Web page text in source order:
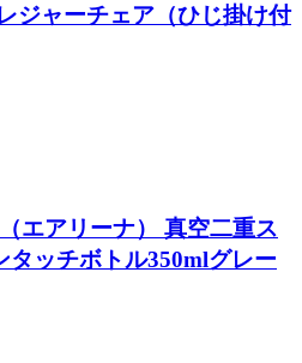
ジャーチェア（ひじ掛け付
エアリーナ） 真空二重ス
タッチボトル350mlグレー